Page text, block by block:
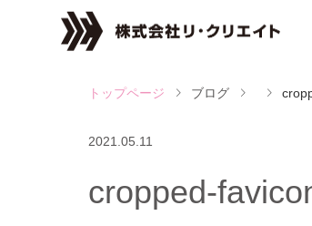
ブログ
2021.05.11
cropped-